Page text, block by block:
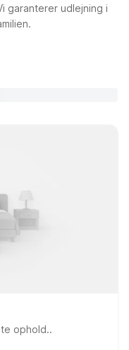
garanterer udlejning i
ophold..